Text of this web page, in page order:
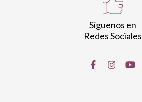
Síguenos en
Redes Sociales